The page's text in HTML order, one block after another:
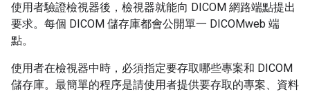
使用者驗證檢視器後，檢視器就能向 DICOM 網路端點提出
要求。每個 DICOM 儲存庫都會公開單一 DICOMweb 端
點。
使用者在檢視器中時，必須指定要存取哪些專案和 DICOM
儲存庫。最簡單的程序是請使用者提供要存取的專案、資料